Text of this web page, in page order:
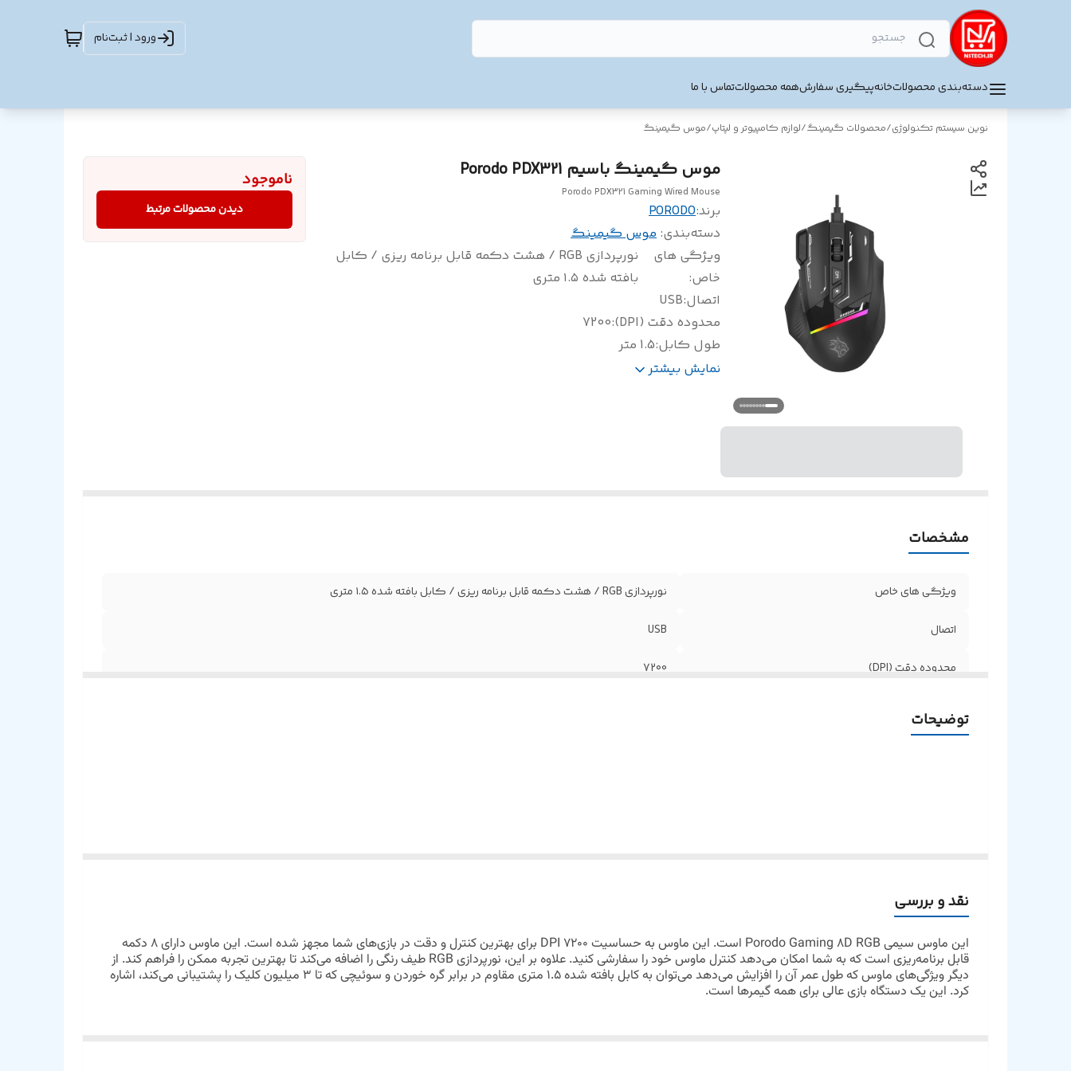
ورود | ثبت‌نام
دسته‌بندی محصولاتخانهپیگیری سفارشهمه محصولاتتماس با ما
نوین سیستم تکنولوژی/محصولات گیمینگ/لوازم کامپیوتر و لپتاپ/موس گیمینگ
موس گیمینگ باسیم Porodo PDX321
Porodo PDX321 Gaming Wired Mouse
برند:PORODO
دسته‌بندی: موس گیمینگ
ویژگی های
خاص:
نورپردازی RGB / هشت دکمه قابل برنامه‌ ریزی / کابل
بافته شده ۱.۵ متری
اتصال:
USB
محدوده دقت (DPI)
:
7200
طول کابل:1.5 متر
تراشه Instant 725F
نمایش بیشتر
ناموجود
دیدن محصولات مرتبط
مشخصات
ویژگی های خاص نورپردازی RGB / هشت دکمه قابل برنامه‌ ریزی / کابل بافته شده ۱.۵ متری
اتصال USB
محدوده دقت (DPI) 7200
توضیحات
نقد و بررسی
این ماوس سیمی Porodo Gaming 8D RGB است. این ماوس به حساسیت 7200 DPI
برای بهترین کنترل و دقت در بازی‌های شما مجهز شده است. این ماوس دارای 8 دکمه
قابل برنامه‌ریزی است که به شما امکان می‌دهد کنترل ماوس خود را سفارشی کنید. علاوه بر این، نورپردازی RGB طیف رنگی را اضافه می‌کند تا بهترین تجربه ممکن را فراهم کند. از
دیگر ویژگی‌های ماوس که طول عمر آن را افزایش می‌دهد می‌توان به کابل بافته شده 1.5 متری مقاوم در برابر گره خوردن و سوئیچی که تا 3 میلیون کلیک را پشتیبانی می‌کند، اشاره
کرد. این یک دستگاه بازی عالی برای همه گیمرها است.